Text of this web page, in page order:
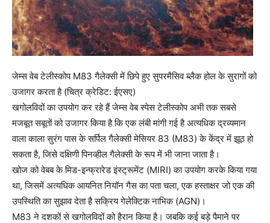
जेम्स वेब टेलीस्कोप M83 गैलेक्सी में छिपे हुए सुपरमैसिव ब्लैक होल के सुरागों को
उजागर करता है (चित्र क्रेडिट: ईएसए)
खगोलविदों का उपयोग कर रहे हैं जेम्स वेब स्पेस टेलीस्कोप अभी तक सबसे
मजबूत सबूतों को उजागर किया है कि एक लंबी मांगी गई है अत्यधिक द्रव्यमान
वाला काला सुरंग पास के सर्पिल गैलेक्सी मेसियर 83 (M83) के केंद्र में झूठ हो
सकता है, जिसे दक्षिणी पिनव्हील गैलेक्सी के रूप में भी जाना जाता है।
खोज को वेबब के मिड-इन्फ्रारेड इंस्ट्रूमेंट (MIRI) का उपयोग करके किया गया
था, जिसमें अत्यधिक आयनित नियॉन गैस का पता चला, एक हस्ताक्षर जो एक की
उपस्थिति का सुझाव देता है सक्रिय गेलेक्टिक नाभिक (AGN)।
M83 ने दशकों से खगोलविदों को हैरान किया है। जबकि कई बड़े पैमाने पर